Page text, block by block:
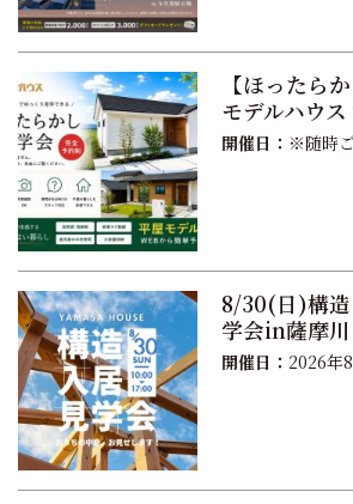
【ほったら
モデルハウ
開催日： ※随時
8/30(日)構
学会in薩摩
開催日： 2026年